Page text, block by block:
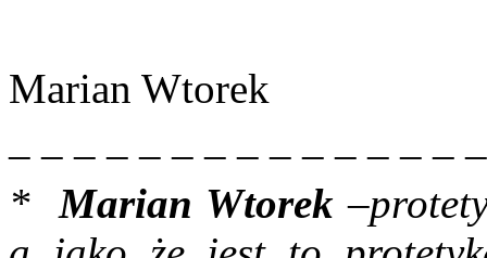
Marian Wtorek
– – – – – – – – – – – – – –
*Marian Wtorek